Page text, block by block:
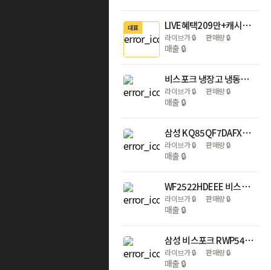
대표 LIVE혜택209만+캐시2만) 비스포크 AI 냉장고 4도어 1등급 RM70F90M1ZD 푸드쇼케이스 에센셜 화이트
라이브가🔒 판매량🔒
매출 🔒
비스포크 냉장고 냉동고 김치냉장고 키친핏 1도어 세트 오토오픈도어
라이브가🔒 판매량🔒
매출 🔒
삼성 KQ85QF7DAFXKR 214cm 4K QLED TV
라이브가🔒 판매량🔒
매출 🔒
WF2522HDEEE 비스포크 AI 원바디 25KG+22KG 건조오토오픈도어 세제자동 그레이지
라이브가🔒 판매량🔒
매출 🔒
삼성 비스포크 RWP54421BF7M 직수형 냉온정수기 빌트인 색상선택
라이브가🔒 판매량🔒
매출 🔒